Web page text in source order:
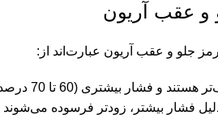
و عقب آریون
جلو و عقب آریون عبارت‌اند از:
را تحمل می‌کنند، در حالی که لنت‌های عقب برای تعادل خودرو نقش دارند.
زودتر فرسوده می‌شوند (معمولاً هر 30,000 تا 50,000 کیلومتر) و نیاز